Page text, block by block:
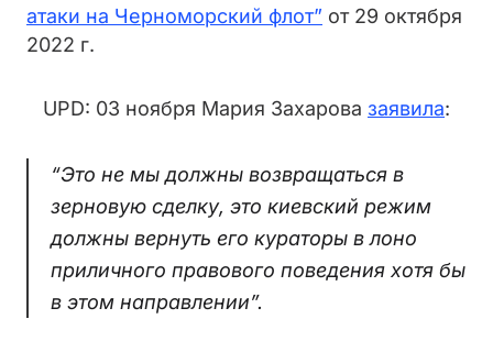
атаки на Черноморский флот” от 29 октября
2022 г.
UPD: 03 ноября Мария Захарова заявила:
“Это не мы должны возвращаться в
зерновую сделку, это киевский режим
должны вернуть его кураторы в лоно
приличного правового поведения хотя бы
в этом направлении”.